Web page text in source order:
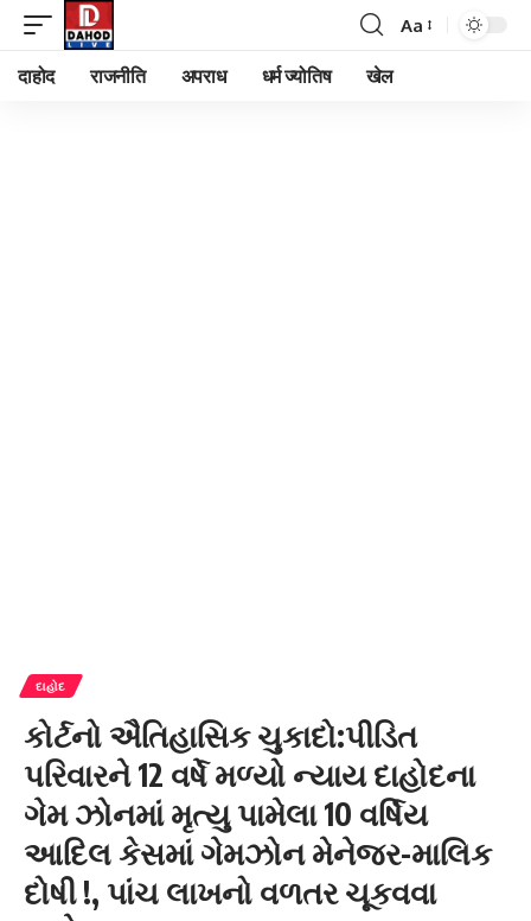
Font
Aa
दाहोद राजनीति अपराध धर्म ज्योतिष खेल
દાહોદ
કોર્ટનો ઐતિહાસિક ચુકાદો:પીડિત
પરિવારને 12 વર્ષે મળ્યો ન્યાય દાહોદના
ગેમ ઝોનમાં મૃત્યુ પામેલા 10 વર્ષિય
આદિલ કેસમાં ગેમઝોન મેનેજર-માલિક
દોષી !, પાંચ લાખનો વળતર ચૂકવવા